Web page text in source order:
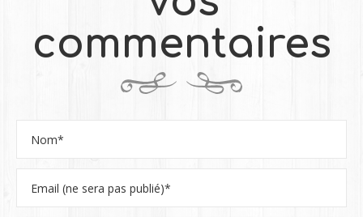
commentaires